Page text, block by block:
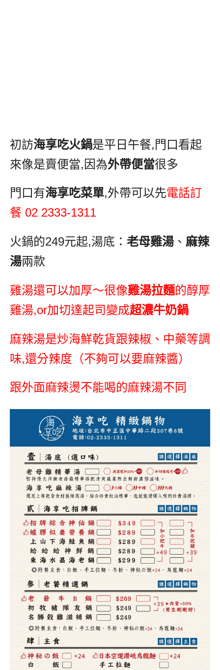
初訪海享吃火鍋是平日午餐, 門口看起
來像是賣便當,因為外帶便當很多
門口有海享吃菜單,外帶可以先電話訂
餐 02 2333-1311
火鍋的249元起,湯底： 老母雞湯 、 麻辣
湯兩款
雞湯還可以加厚～很像雞湯拉麵的醇厚
雞湯,or加切達起司變成超濃牛奶鍋
麻辣湯是炒海鮮乾貨跟辣椒、中藥等調
味,還分辣度（不夠可以要麻辣醬）
跟外面麻辣燙不能喝的麻辣湯不同